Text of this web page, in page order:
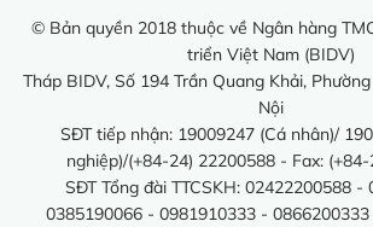
© Bản quyền 2018 thuộc về Ngân hàng
triển Việt Nam (BIDV)
Tháp BIDV, Số 194 Trần Quang Khải,
Nội
SĐT tiếp nhận: 19009247 (Cá nhân)/
nghiệp)/(+84-24) 22200588 - Fax:
SĐT Tổng đài TTCSKH: 02422200588 -
0385190066 - 0981910333 -